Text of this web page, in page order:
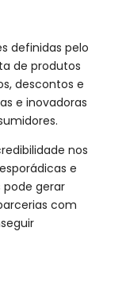
definidas pelo
de produtos
descontos e
e inovadoras
nos
e
pode gerar
com